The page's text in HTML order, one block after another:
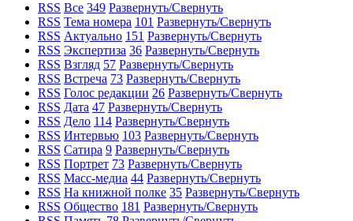
RSS Все 349 Развернуть/Свернуть
RSS Тема номера 101 Развернуть/Свернуть
RSS Актуально 151 Развернуть/Свернуть
RSS Экспертиза 36 Развернуть/Свернуть
RSS Взгляд 57 Развернуть/Свернуть
RSS Встреча 73 Развернуть/Свернуть
RSS Голос редакции 26 Развернуть/Свернуть
RSS Дата 47 Развернуть/Свернуть
RSS Дело 114 Развернуть/Свернуть
RSS Интервью 103 Развернуть/Свернуть
RSS Сатира 9 Развернуть/Свернуть
RSS Портрет 73 Развернуть/Свернуть
RSS Масс-медиа 44 Развернуть/Свернуть
RSS На книжной полке 35 Развернуть/Свернуть
RSS Общество 181 Развернуть/Свернуть